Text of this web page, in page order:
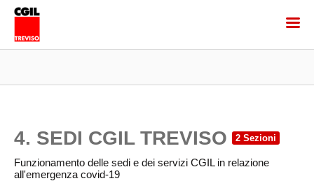
4. SEDI CGIL TREVISO
Funzionamento delle sedi e dei servizi CGIL in relazione
all'emergenza covid-19